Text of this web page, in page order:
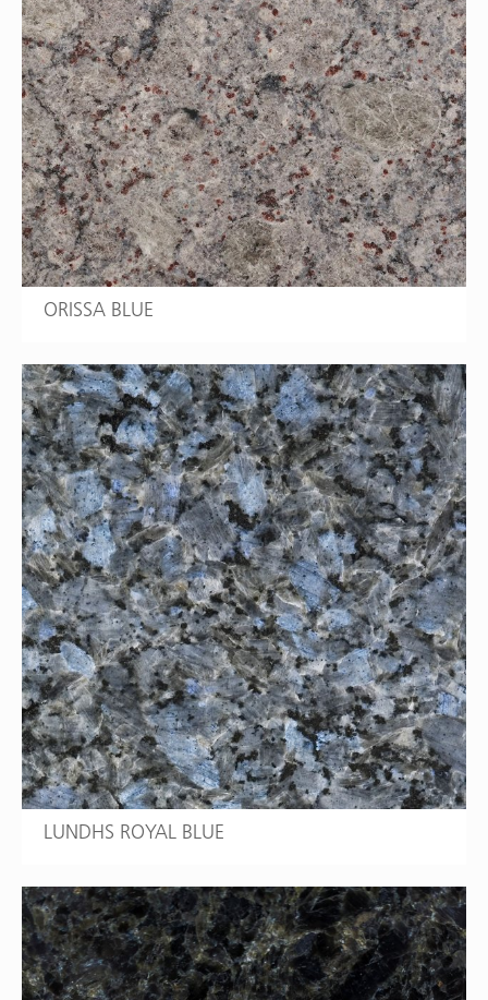
ORISSA BLUE
LUNDHS ROYAL BLUE